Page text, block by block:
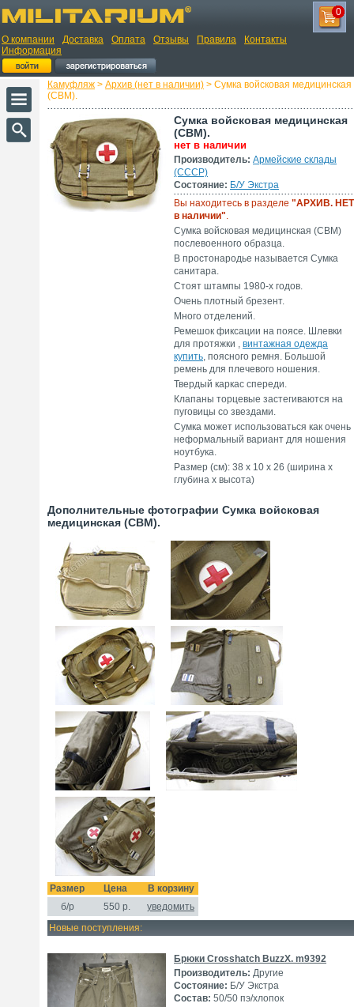
О компании Доставка Оплата Отзывы Правила
Контакты
Информация
0
Камуфляж > Архив (нет в наличии) > Сумка войсковая медицинская
(СВМ).
Сумка войсковая медицинская
(СВМ).
нет в наличии
Производитель: Армейские склады
(СССР)
Состояние: Б/У Экстра
Вы находитесь в разделе "АРХИВ. НЕТ
в наличии".
Сумка войсковая медицинская (СВМ)
послевоенного образца.
В простонародье называется Сумка
санитара.
Стоят штампы 1980-х годов.
Очень плотный брезент.
Много отделений.
Ремешок фиксации на поясе. Шлевки
для протяжки , винтажная одежда
купить, поясного ремня. Большой
ремень для плечевого ношения.
Твердый каркас спереди.
Клапаны торцевые застегиваются на
пуговицы со звездами.
Сумка может использоваться как очень
неформальный вариант для ношения
ноутбука.
Размер (см): 38 х 10 х 26 (ширина х
глубина х высота)
Дополнительные фотографии Сумка войсковая
медицинская (СВМ).
Размер Цена
В корзину
б/р
550 р.
уведомить
Новые поступления:
Брюки Crosshatch BuzzX. m9392
Производитель: Другие
Состояние: Б/У Экстра
Состав: 50/50 пэ/хлопок